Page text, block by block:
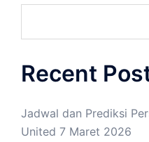
Recent
Jadwal dan Prediksi
United 7 Maret 2026